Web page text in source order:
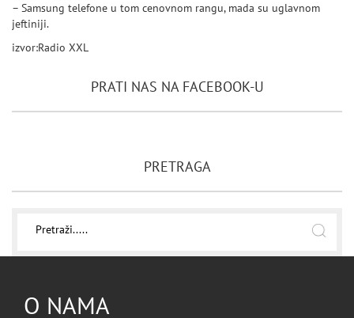
– Samsung telefone u tom cenovnom rangu, mada su uglavnom
jeftiniji.
izvor:Radio XXL
PRATI NAS NA FACEBOOK-U
PRETRAGA
O NAMA